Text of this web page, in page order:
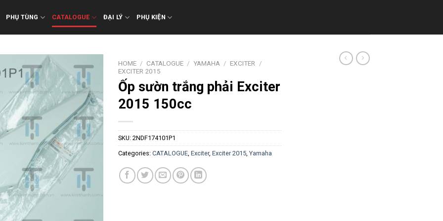
PHỤ TÙNG CATALOGUE ĐẠI LÝ PHỤ KIỆN
HOME / CATALOGUE / YAMAHA / EXCITER
/
EXCITER 2015
Ốp sườn trắng phải Exciter
2015 150cc
SKU: 2NDF174101P1
Categories: CATALOGUE Exciter, Exciter 2015 Yamaha